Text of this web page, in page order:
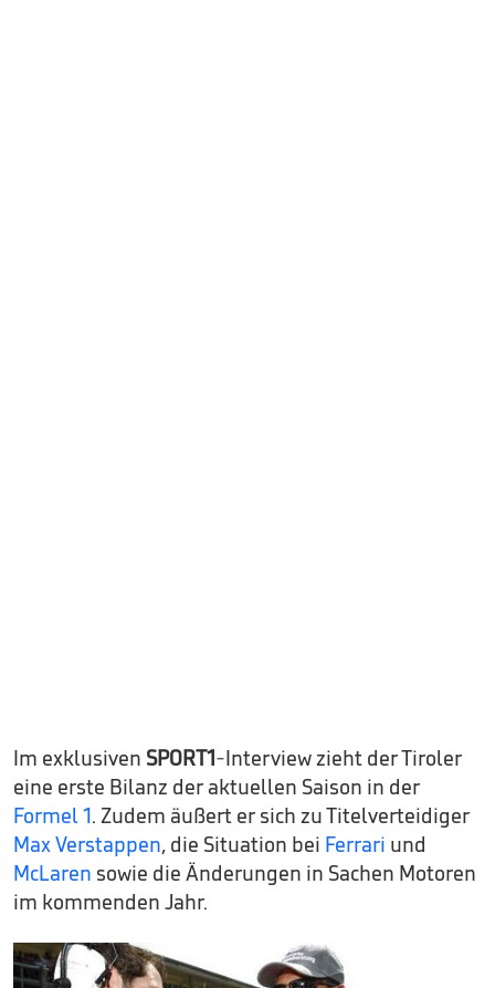
Im exklusiven SPORT1-Interview zieht der Tiroler
eine erste Bilanz der aktuellen Saison in der
Formel 1. Zudem äußert er sich zu Titelverteidiger
Max Verstappen, die Situation bei Ferrari und
McLaren sowie die Änderungen in Sachen Motoren
im kommenden Jahr.